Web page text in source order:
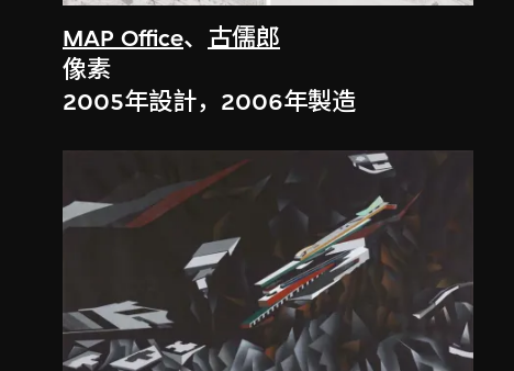
MAP Office、 古儒郎
像素
2005年設計，2006年製造